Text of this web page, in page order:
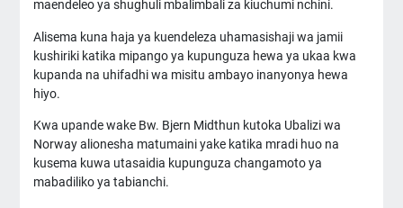
maendeleo ya shughuli mbalimbali za kiuchumi nchini.
Alisema kuna haja ya kuendeleza uhamasishaji wa jamii
kushiriki katika mipango ya kupunguza hewa ya ukaa kwa
kupanda na uhifadhi wa misitu ambayo inanyonya hewa
hiyo.
Kwa upande wake Bw. Bjern Midthun kutoka Ubalizi wa
Norway alionesha matumaini yake katika mradi huo na
kusema kuwa utasaidia kupunguza changamoto ya
mabadiliko ya tabianchi.